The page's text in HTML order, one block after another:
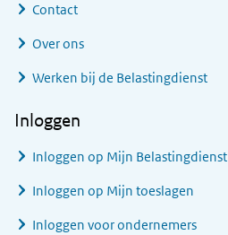
Contact
Over ons
Werken bij de Belastingdienst
Inloggen
Inloggen op Mijn Belastingdienst
Inloggen op Mijn toeslagen
Inloggen voor ondernemers